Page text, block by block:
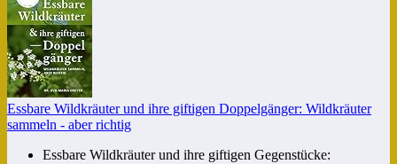
Essbare Wildkräuter und ihre giftigen Doppelgänger: Wildkräuter
sammeln - aber richtig
Essbare Wildkräuter und ihre giftigen Gegenstücke: